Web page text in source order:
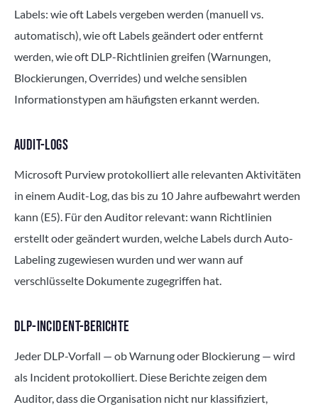
Labels: wie oft Labels vergeben werden (manuell vs.
automatisch), wie oft Labels geändert oder entfernt
werden, wie oft DLP-Richtlinien greifen (Warnungen,
Blockierungen, Overrides) und welche sensiblen
Informationstypen am häufigsten erkannt werden.
AUDIT-LOGS
Microsoft Purview protokolliert alle relevanten Aktivitäten
in einem Audit-Log, das bis zu 10 Jahre aufbewahrt werden
kann (E5). Für den Auditor relevant: wann Richtlinien
erstellt oder geändert wurden, welche Labels durch Auto-
Labeling zugewiesen wurden und wer wann auf
verschlüsselte Dokumente zugegriffen hat.
DLP-INCIDENT-BERICHTE
Jeder DLP-Vorfall — ob Warnung oder Blockierung — wird
als Incident protokolliert. Diese Berichte zeigen dem
Auditor, dass die Organisation nicht nur klassifiziert,